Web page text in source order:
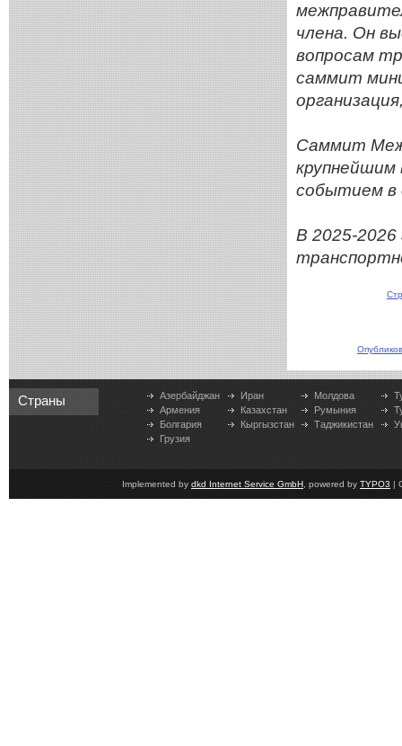
члена. Он
вопросам
саммит
Саммит
крупнейшим
событием в
В 2025-
Страны
Азербайджан
Армения
Болгария
Грузия
Иран
Казахстан
Кыргызстан
Молдова
Румыния
Таджикистан
Implemented by dkd Internet Service GmbH , powered by TYPO3 |